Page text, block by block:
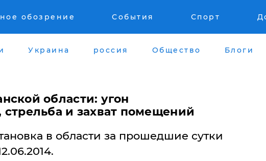
обозрение События Спорт
Украина россия Общество Блоги
области: угон
стрельба и захват помещений
в области за прошедшие сутки